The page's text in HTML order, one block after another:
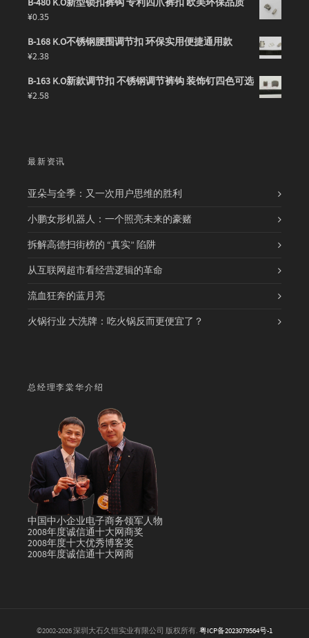
B-480 K.O新型锁扣裤钩 专利四爪裤扣 欧美环保品质
¥0.35
B-168 K.O不锈钢腰围调节扣 环保实用便捷通用款
¥2.38
B-163 K.O新款调节扣 不锈钢调节裤钩 装饰钉四色可选
¥2.58
最新资讯
亚朵与全季：又一次用户思维的胜利
小鹏女形机器人：一个照亮未来的豪赌
拆解高德扫街榜的 “真实” 陷阱
从互联网超市看经营逻辑的革命
流血狂奔的蓝月亮
火锅行业 大洗牌：吃火锅反而更便宜了？
总经理李棠华介绍
中国中小企业电子商务领军人物
2008年度诚信通十大网商奖
2008年度十大优秀博客奖
2008年度诚信通十大网商
©2002-2026 深圳大石久恒实业有限公司 版权所有. 粤ICP备2023079564号-1